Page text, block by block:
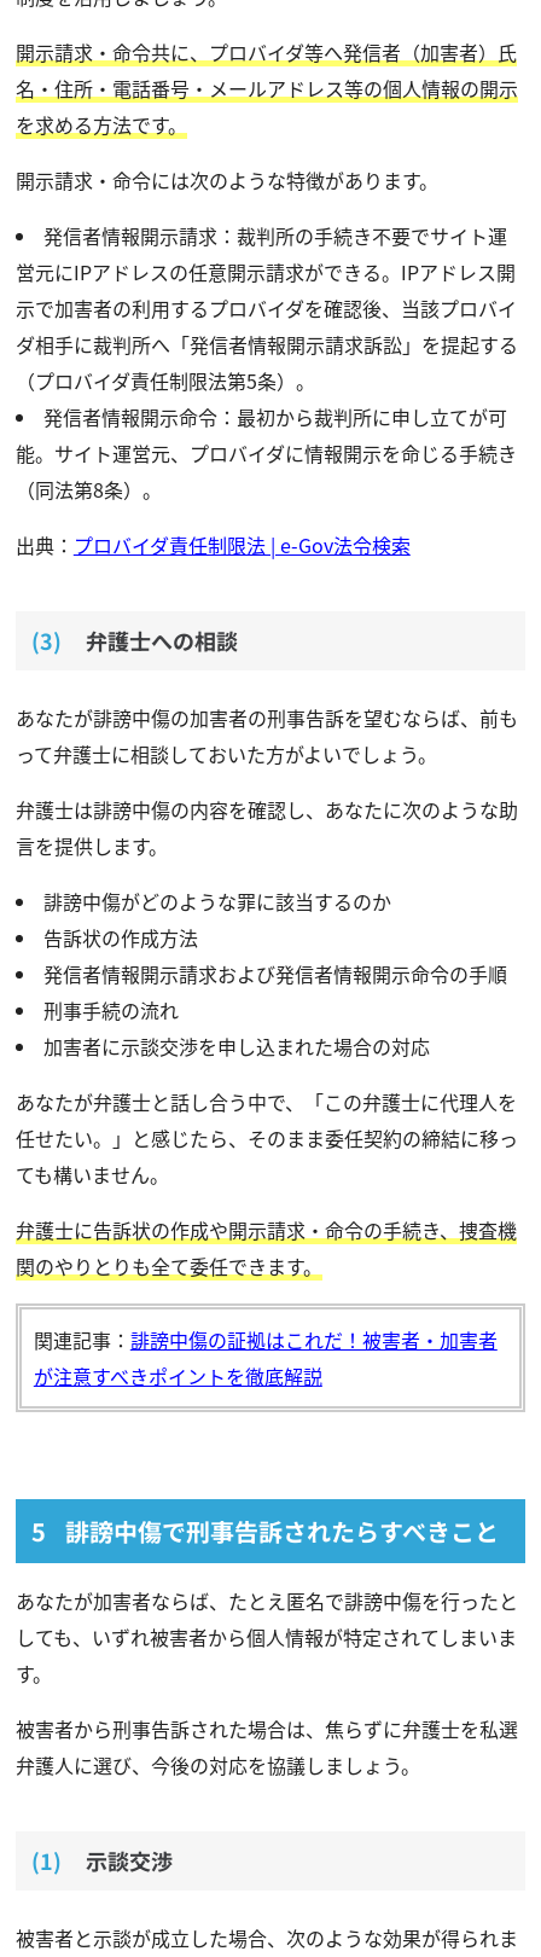
開示請求・命令共に、プロバイダ等へ発信者（加害者）氏
名・住所・電話番号・メールアドレス等の個人情報の開示
を求める方法です。
開示請求・命令には次のような特徴があります。
発信者情報開示請求：裁判所の手続き不要でサイト運
営元にIPアドレスの任意開示請求ができる。IPアドレス開
示で加害者の利用するプロバイダを確認後、当該プロバイ
ダ相手に裁判所へ「発信者情報開示請求訴訟」を提起する
（プロバイダ責任制限法第5条）。
発信者情報開示命令：最初から裁判所に申し立てが可
能。サイト運営元、プロバイダに情報開示を命じる手続き
（同法第8条）。
出典： プロバイダ責任制限法 | e-Gov法令検索
弁護士への相談
あなたが誹謗中傷の加害者の刑事告訴を望むならば、前も
って弁護士に相談しておいた方がよいでしょう。
弁護士は誹謗中傷の内容を確認し、あなたに次のような助
言を提供します。
誹謗中傷がどのような罪に該当するのか
告訴状の作成方法
発信者情報開示請求および発信者情報開示命令の手順
刑事手続の流れ
加害者に示談交渉を申し込まれた場合の対応
あなたが弁護士と話し合う中で、「この弁護士に代理人を
任せたい。」と感じたら、そのまま委任契約の締結に移っ
ても構いません。
弁護士に告訴状の作成や開示請求・命令の手続き、捜査機
関のやりとりも全て委任できます。
関連記事： 誹謗中傷の証拠はこれだ！被害者・加害者
が注意すべきポイントを徹底解説
誹謗中傷で刑事告訴されたらすべきこと
あなたが加害者ならば、たとえ匿名で誹謗中傷を行ったと
しても、いずれ被害者から個人情報が特定されてしまいま
す。
被害者から刑事告訴された場合は、焦らずに弁護士を私選
弁護人に選び、今後の対応を協議しましょう。
示談交渉
被害者と示談が成立した場合、次のような効果が得られま